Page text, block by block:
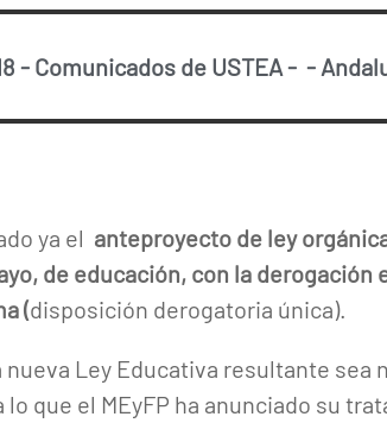
- Comunicados de USTEA- -
ya el anteproyecto de ley
de educación, con la derogación
(disposición derogatoria única).
Ley Educativa resultante sea
que el MEyFP ha anunciado su